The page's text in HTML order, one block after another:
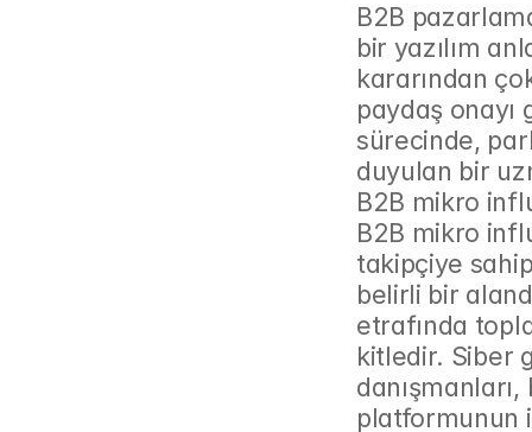
B2B
bir yazılım
kararından
paydaş
sürecinde,
duyulan bir
B2B mikro
B2B mikro
takipçiye
belirli bir
etrafında
kitledir. Siber
platformunun